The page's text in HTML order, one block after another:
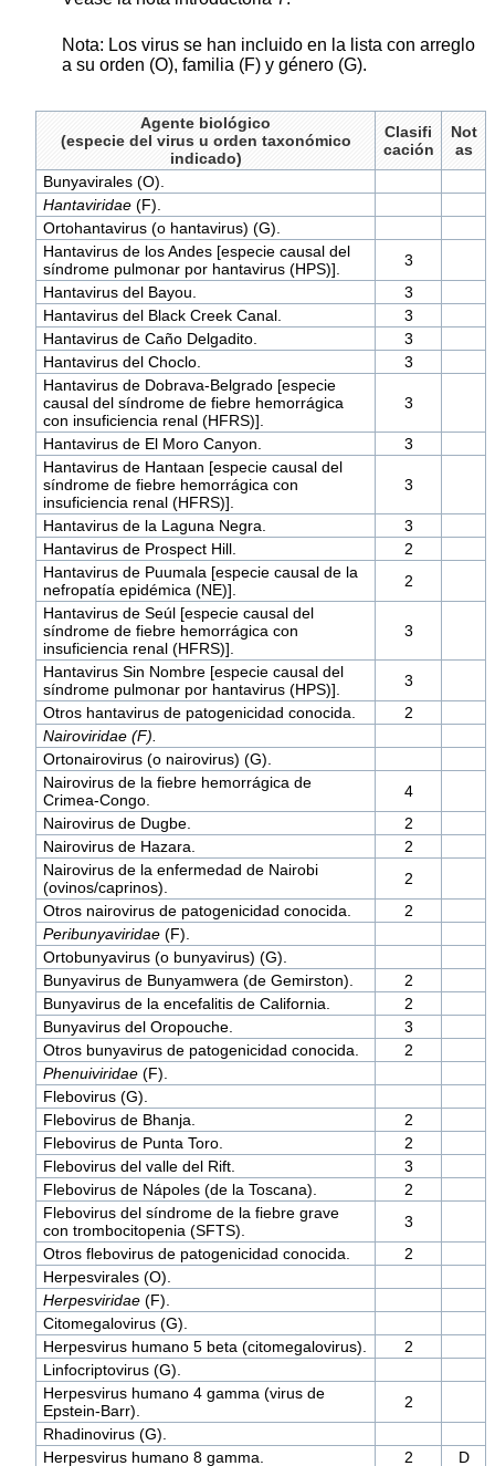
Nota: Los virus se han incluido en la lista con arreglo
a su orden (O), familia (F) y género (G).
Agente biológico
(especie del virus u orden taxonómico
indicado)
Clasifi
cación
Not
as
Bunyavirales (O).
Hantaviridae(F).
Ortohantavirus (o hantavirus) (G).
Hantavirus de los Andes [especie causal del
síndrome pulmonar por hantavirus (HPS)].
3
Hantavirus del Bayou.
3
Hantavirus del Black Creek Canal.
3
Hantavirus de Caño Delgadito.
3
Hantavirus del Choclo.
3
Hantavirus de Dobrava-Belgrado [especie
causal del síndrome de fiebre hemorrágica
con insuficiencia renal (HFRS)].
3
Hantavirus de El Moro Canyon.
3
Hantavirus de Hantaan [especie causal del
síndrome de fiebre hemorrágica con
insuficiencia renal (HFRS)].
3
Hantavirus de la Laguna Negra.
3
Hantavirus de Prospect Hill.
2
Hantavirus de Puumala [especie causal de la
nefropatía epidémica (NE)].
2
Hantavirus de Seúl [especie causal del
síndrome de fiebre hemorrágica con
insuficiencia renal (HFRS)].
3
Hantavirus Sin Nombre [especie causal del
síndrome pulmonar por hantavirus (HPS)].
3
Otros hantavirus de patogenicidad conocida.
2
Nairoviridae (F).
Ortonairovirus (o nairovirus) (G).
Nairovirus de la fiebre hemorrágica de
Crimea-Congo.
4
Nairovirus de Dugbe.
2
Nairovirus de Hazara.
2
Nairovirus de la enfermedad de Nairobi
(ovinos/caprinos).
2
Otros nairovirus de patogenicidad conocida.
2
Peribunyaviridae(F).
Ortobunyavirus (o bunyavirus) (G).
Bunyavirus de Bunyamwera (de Gemirston).
2
Bunyavirus de la encefalitis de California.
2
Bunyavirus del Oropouche.
3
Otros bunyavirus de patogenicidad conocida.
2
Phenuiviridae(F).
Flebovirus (G).
Flebovirus de Bhanja.
2
Flebovirus de Punta Toro.
2
Flebovirus del valle del Rift.
3
Flebovirus de Nápoles (de la Toscana).
2
Flebovirus del síndrome de la fiebre grave
con trombocitopenia (SFTS).
3
Otros flebovirus de patogenicidad conocida.
2
Herpesvirales (O).
Herpesviridae(F).
Citomegalovirus (G).
Herpesvirus humano 5 beta (citomegalovirus).
2
Linfocriptovirus (G).
Herpesvirus humano 4 gamma (virus de
Epstein-Barr).
2
Rhadinovirus (G).
Herpesvirus humano 8 gamma.
2 D